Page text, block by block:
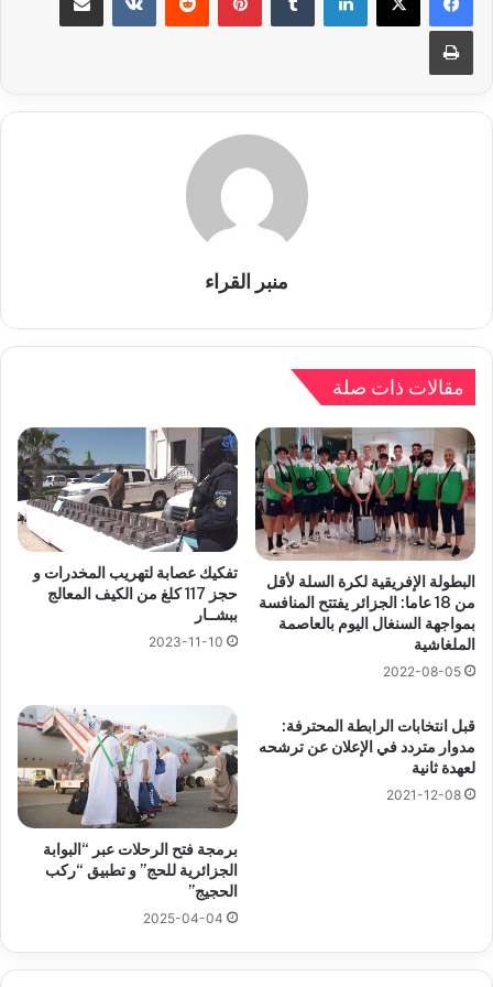
طباعة
منبر القراء
مقالات ذات صلة
البطولة الإفريقية لكرة السلة لأقل
من 18 عاما: الجزائر يفتتح المنافسة
بمواجهة السنغال اليوم بالعاصمة
الملغاشية
2022-08-05
تفكيك عصابة لتهريب المخدرات و
حجز 117 كلغ من الكيف المعالج
ببشــار
2023-11-10
قبل انتخابات الرابطة المحترفة:
مدوار متردد في الإعلان عن ترشحه
لعهدة ثانية
2021-12-08
برمجة فتح الرحلات عبر “البوابة
الجزائرية للحج” و تطبيق “ركب
الحجيج”
2025-04-04